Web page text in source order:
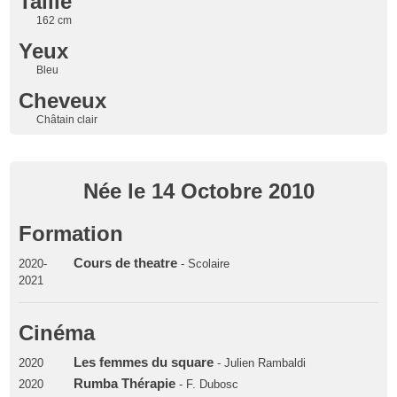
162 cm
Yeux
Bleu
Cheveux
Châtain clair
Née le 14 Octobre 2010
Formation
2020-
2021
Cours de theatre- Scolaire
Cinéma
2020 Les femmes du square- Julien Rambaldi
2020
Rumba Thérapie- F. Dubosc